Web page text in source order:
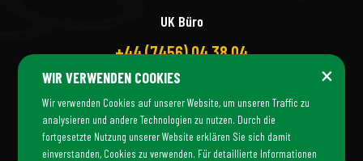
UK Büro
+44 (7456) 04 38 04
×
WIR VERWENDEN COOKIES
Wir verwenden Cookies auf unserer Website, um unseren Traffic zu
analysieren und andere Technologien zu nutzen. Durch die
fortgesetzte Nutzung unserer Website erklären Sie sich damit
einverstanden, Cookies zu verwenden. Für detaillierte Informationen